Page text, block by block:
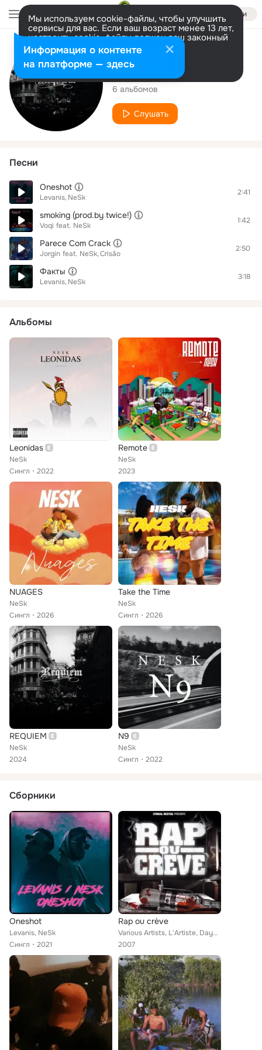
Войти
Мы используем cookie-файлы, чтобы улучшить
сервисы для вас. Если ваш возраст менее 13 лет,
настроить cookie-файлы должен ваш законный
представитель. Больше информации
Разрешить все Настроить
Исполнитель
NeSk
6 альбомов
Слушать
Песни
Oneshot
Levanis NeSk
2:41
smoking (prod.by twice!)
Voqi feat. NeSk
1:42
Parece Com Crack
Jorgin feat. NeSk Crisão
2:50
Факты
Levanis NeSk
3:18
Альбомы
Leonidas
NeSk
Сингл
2022
Remote
NeSk
2023
NUAGES
NeSk
Сингл
2026
Take the Time
NeSk
Сингл
2026
REQUIEM
NeSk
2024
N9
NeSk
Сингл
2022
Сборники
Oneshot
Levanis, NeSk
Сингл
2021
Rap ou crève
Various Artists, L'Artiste, Daymone, Monsieur R, Kortex, Naston, Dany Boss, Rockfell, Shadow Boxing, Jo L'Affront, Section Seum,...
2007
Информация о контенте
на платформе — здесь